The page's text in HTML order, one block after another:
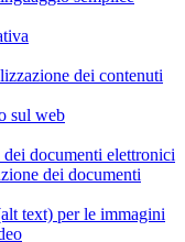
dei contenuti
sul web
documenti elettronici
dei documenti
text) per le immagini